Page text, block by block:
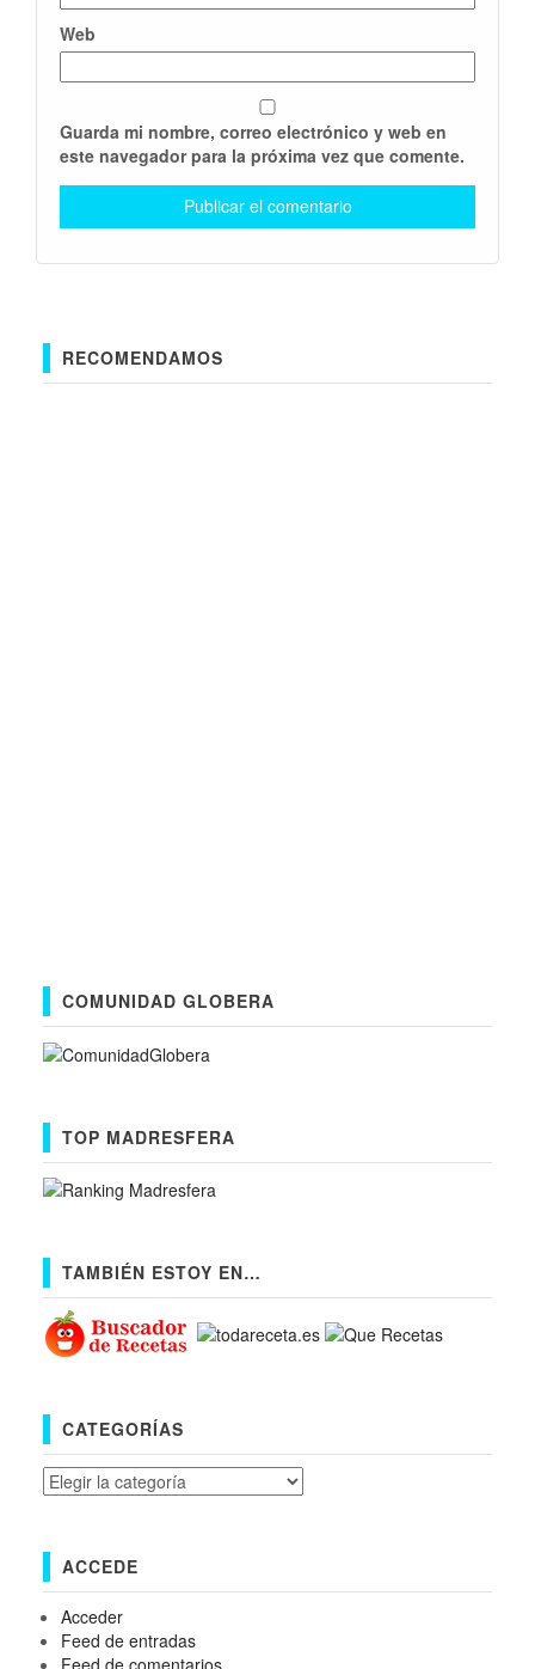
Web
Guarda mi nombre, correo electrónico y web en
este navegador para la próxima vez que comente.
RECOMENDAMOS
COMUNIDAD GLOBERA
TOP MADRESFERA
TAMBIÉN ESTOY EN…
CATEGORÍAS
Categorías
ACCEDE
Acceder
Feed de entradas